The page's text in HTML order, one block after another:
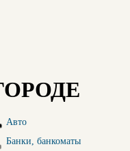
Авто
Банки, банкоматы